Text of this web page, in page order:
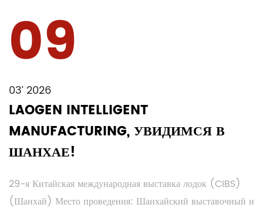
09
03’ 2026
LAOGEN INTELLIGENT
MANUFACTURING, УВИДИМСЯ В
ШАНХАЕ!
29-я Китайская международная выставка лодок (CIBS)
(Шанхай) Место проведения: Шанхайский выставочный и